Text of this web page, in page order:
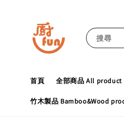
搜尋
首頁 全部商品 All product
竹木製品 Bamboo&Wood